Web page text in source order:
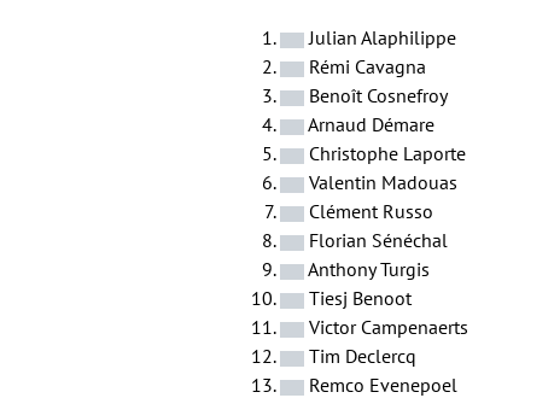
Julian Alaphilippe
Rémi Cavagna
Benoît Cosnefroy
Arnaud Démare
Christophe Laporte
Valentin Madouas
Clément Russo
Florian Sénéchal
Anthony Turgis
Tiesj Benoot
Victor Campenaerts
Tim Declercq
Remco Evenepoel